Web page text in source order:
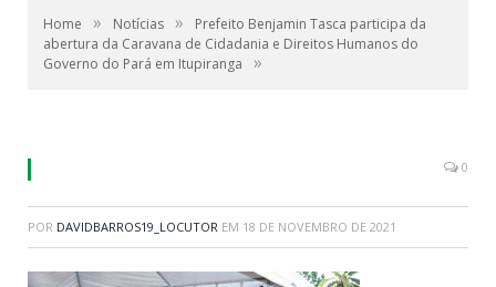
Home » Notícias »
Prefeito Benjamin Tasca participa da
abertura da Caravana de Cidadania e Direitos Humanos do
Governo do Pará em Itupiranga
»
0
POR DAVIDBARROS19_LOCUTOR EM 18 DE NOVEMBRO DE 2021